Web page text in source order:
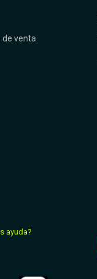
de venta
ayuda?